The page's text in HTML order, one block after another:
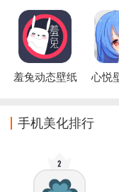
羞兔动态壁纸
心悦
手机美化排行